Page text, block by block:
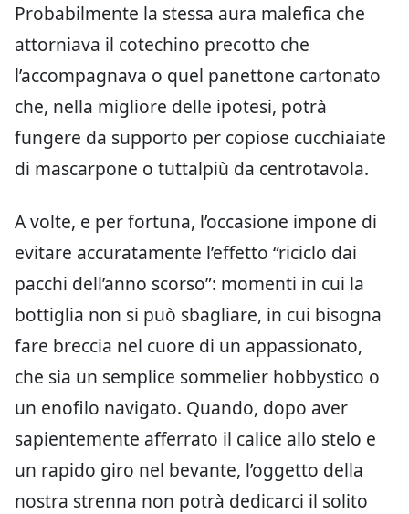
Probabilmente la stessa aura malefica che
attorniava il cotechino precotto che
l’accompagnava o quel panettone cartonato
che, nella migliore delle ipotesi, potrà
fungere da supporto per copiose cucchiaiate
di mascarpone o tuttalpiù da centrotavola.
A volte, e per fortuna, l’occasione impone di
evitare accuratamente l’effetto “riciclo dai
pacchi dell’anno scorso”: momenti in cui la
bottiglia non si può sbagliare, in cui bisogna
fare breccia nel cuore di un appassionato,
che sia un semplice sommelier hobbystico o
un enofilo navigato. Quando, dopo aver
sapientemente afferrato il calice allo stelo e
un rapido giro nel bevante, l’oggetto della
nostra strenna non potrà dedicarci il solito